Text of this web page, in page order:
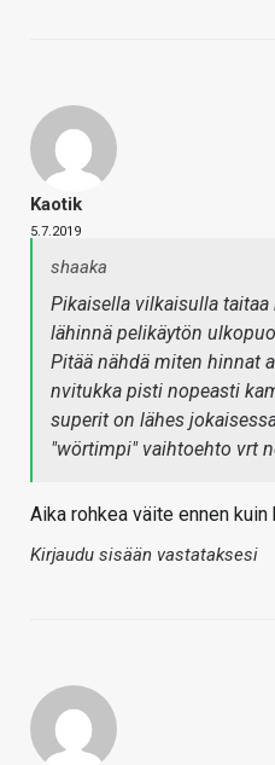
Kaotik
5.7.2019
shaaka
Pikaisella vilkaisulla
lähinnä pelikäytön
Pitää nähdä miten hinnat
nvitukka pisti nopeasti
superit on lähes
"wörtimpi" vaihtoehto vrt
Aika rohkea väite ennen
Kirjaudu sisään vastataksesi